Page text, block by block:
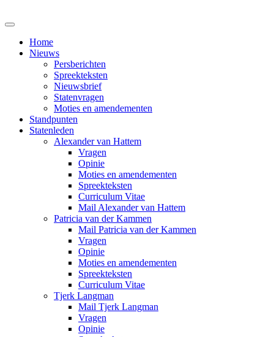
Home
Nieuws
Persberichten
Spreekteksten
Nieuwsbrief
Statenvragen
Moties en amendementen
Standpunten
Statenleden
Alexander van Hattem
Vragen
Opinie
Moties en amendementen
Spreekteksten
Curriculum Vitae
Mail Alexander van Hattem
Patricia van der Kammen
Mail Patricia van der Kammen
Vragen
Opinie
Moties en amendementen
Spreekteksten
Curriculum Vitae
Tjerk Langman
Mail Tjerk Langman
Vragen
Opinie